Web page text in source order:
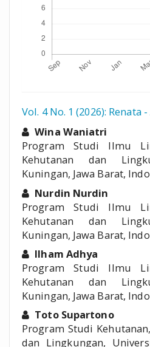
Vol. 4 No. 1 (2026): Renata
Wina Waniatri
Program Studi Ilmu
Kehutanan dan
Kuningan, Jawa Barat,
Nurdin Nurdin
Program Studi Ilmu
Kehutanan dan
Kuningan, Jawa Barat,
Ilham Adhya
Program Studi Ilmu
Kehutanan dan
Kuningan, Jawa Barat,
Toto Supartono
Program Studi
dan Lingkungan,